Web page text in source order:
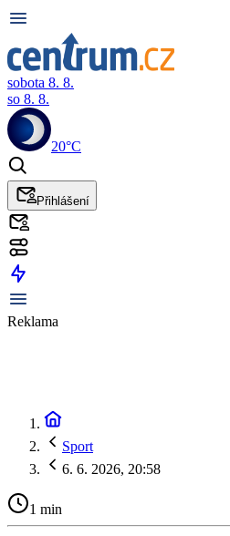
sobota 8. 8.
so 8. 8.
20°C
Přihlášení
Reklama
Sport
6. 6. 2026, 20:58
1 min